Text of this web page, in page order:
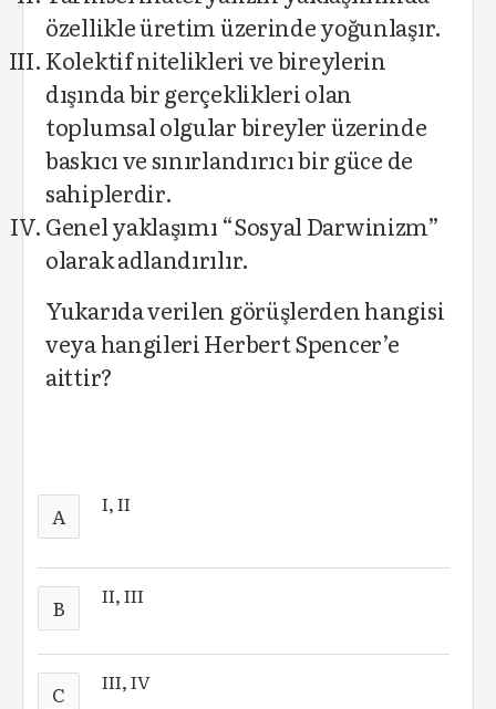
özellikle üretim üzerinde yoğunlaşır.
Kolektif nitelikleri ve bireylerin
dışında bir gerçeklikleri olan
toplumsal olgular bireyler üzerinde
baskıcı ve sınırlandırıcı bir güce de
sahiplerdir.
Genel yaklaşımı “Sosyal Darwinizm”
olarak adlandırılır.
Yukarıda verilen görüşlerden hangisi
veya hangileri Herbert Spencer’e
aittir?
A I, II
B II, III
C III, IV